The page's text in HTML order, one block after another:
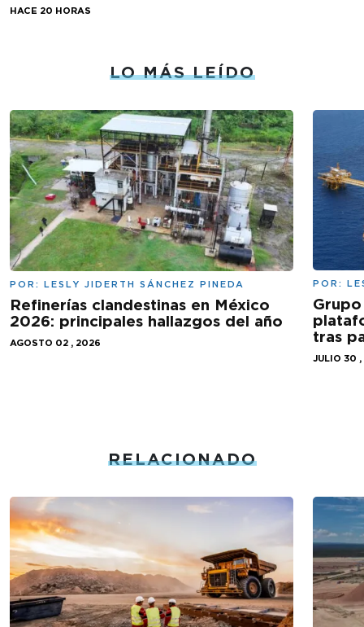
HACE 20 HORAS
LO MÁS LEÍDO
POR: LESLY JIDERTH SÁNCHEZ PINEDA
Refinerías clandestinas en México
2026: principales hallazgos del año
AGOSTO 02 , 2026
POR:
tras
JULIO 30
RELACIONADO